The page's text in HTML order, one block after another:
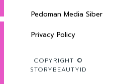
Pedoman Media Siber
Privacy Policy
COPYRIGHT ©
STORYBEAUTYID